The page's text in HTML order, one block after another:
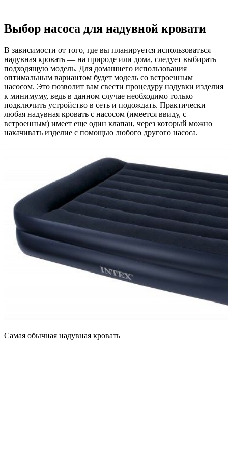
Выбор насоса для надувной кровати
В зависимости от того, где вы планируется использоваться
надувная кровать — на природе или дома, следует выбирать
подходящую модель. Для домашнего использования
оптимальным вариантом будет модель со встроенным
насосом. Это позволит вам свести процедуру надувки изделия
к минимуму, ведь в данном случае необходимо только
подключить устройство в сеть и подождать. Практически
любая надувная кровать с насосом (имеется ввиду, с
встроенным) имеет еще один клапан, через который можно
накачивать изделие с помощью любого другого насоса.
Самая обычная надувная кровать